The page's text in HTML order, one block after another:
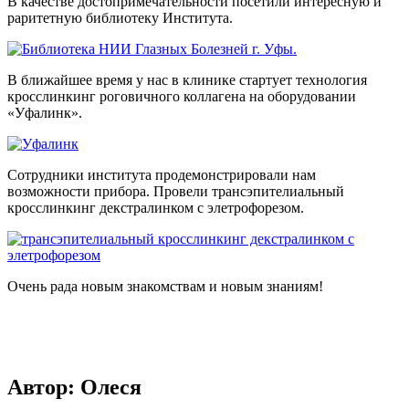
раритетную библиотеку Института.
В ближайшее время у нас в клинике стартует технология
кросслинкинг роговичного коллагена на оборудовании
«Уфалинк».
Сотрудники института продемонстрировали нам
возможности прибора. Провели трансэпителиальный
кросслинкинг декстралинком с элетрофорезом.
Очень рада новым знакомствам и новым знаниям!
Автор: Олеся